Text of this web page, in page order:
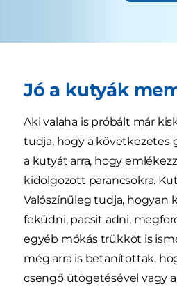
Jó a kutyák
Aki valaha is próbált már
tudja, hogy a következetes
a kutyát arra, hogy
kidolgozott parancsokra.
Valószínűleg tudja, hogyan
feküdni, pacsit adni,
egyéb mókás trükköt is
még arra is betanítottak,
csengő ütögetésével vagy